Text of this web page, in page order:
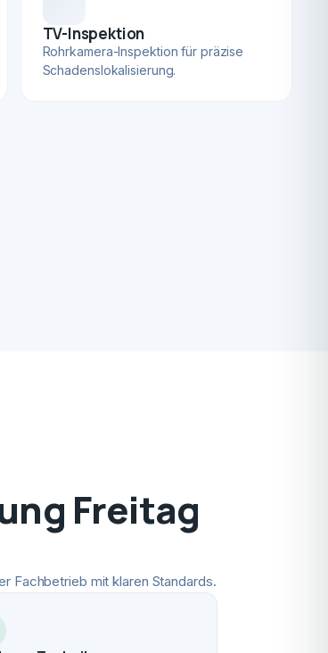
TV-Inspektion
Rohrkamera-Inspektion für präzise
Schadenslokalisierung.
Freitag
Fachbetrieb mit klaren Standards.